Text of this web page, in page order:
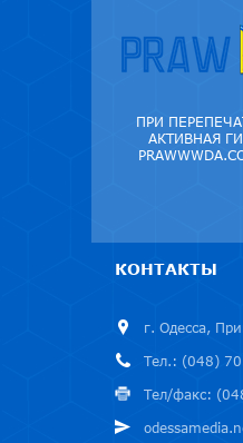
ПРИ
АКТИВНАЯ
КОНТАКТЫ
г. Одесса,
Тел.: (048)
Тел/факс: